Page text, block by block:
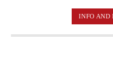
INFO AND